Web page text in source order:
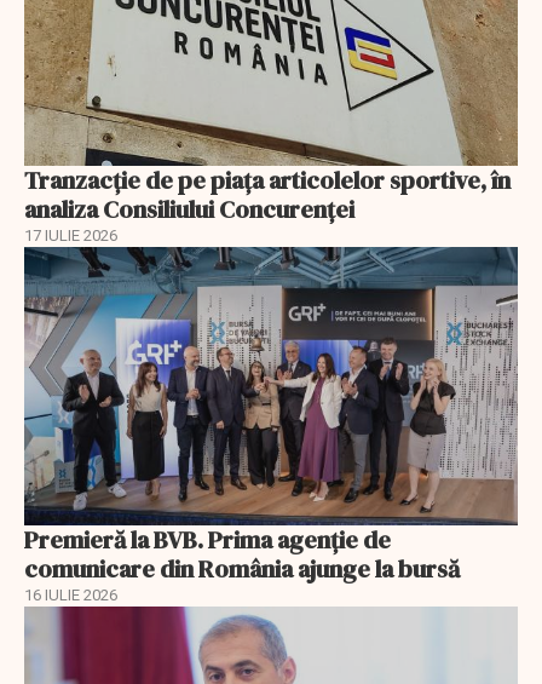
Tranzacție de pe piața articolelor sportive, în
analiza Consiliului Concurenţei
17 IULIE 2026
Premieră la BVB. Prima agenție de
comunicare din România ajunge la bursă
16 IULIE 2026